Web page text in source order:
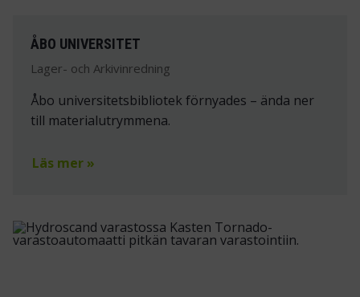
ÅBO UNIVERSITET
Lager- och Arkivinredning
Åbo universitetsbibliotek förnyades – ända ner
till materialutrymmena.
Läs mer »